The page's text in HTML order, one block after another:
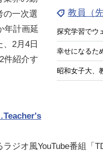
教員（先
の一次選
年計画延
2月4日
件紹介す
ジオ風YouTube番組「